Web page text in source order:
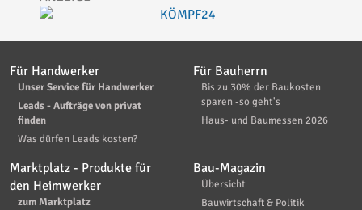
Für Handwerker
Unser Service für Handwerker
Leads - Aufträge von privat
finden
Was dürfen Leads kosten?
Für Bauherrn
Bis zu 30% der Baukosten
sparen -so geht's
Haus- und Baumessen 2026
Marktplatz - Produkte für
den Heimwerker
zum Marktplatz
Bau-Magazin
Übersicht
Bauwirtschaft & Politik